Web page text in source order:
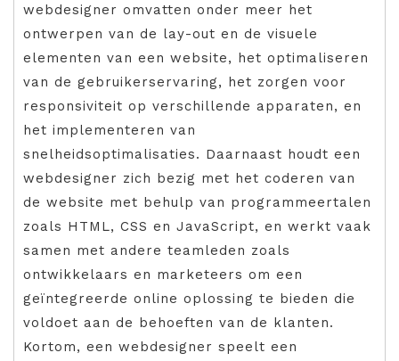
webdesigner omvatten onder meer het
ontwerpen van de lay-out en de visuele
elementen van een website, het optimaliseren
van de gebruikerservaring, het zorgen voor
responsiviteit op verschillende apparaten, en
het implementeren van
snelheidsoptimalisaties. Daarnaast houdt een
webdesigner zich bezig met het coderen van
de website met behulp van programmeertalen
zoals HTML, CSS en JavaScript, en werkt vaak
samen met andere teamleden zoals
ontwikkelaars en marketeers om een ​​
geïntegreerde online oplossing te bieden die
voldoet aan de behoeften van de klanten.
Kortom, een webdesigner speelt een